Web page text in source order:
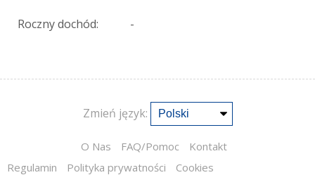
Roczny dochód: -
Zmień język:
O Nas FAQ/Pomoc
Kontakt
Regulamin
Polityka prywatności Cookies